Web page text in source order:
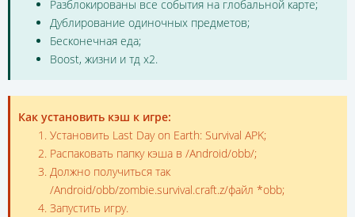
Разблокированы все события на глобальной карте;
Дублирование одиночных предметов;
Бесконечная еда;
Boost, жизни и тд х2.
Как установить кэш к игре:
Установить Last Day on Earth: Survival APK;
Распаковать папку кэша в /Android/obb/;
Должно получиться так
/Android/obb/zombie.survival.craft.z/файл *obb;
Запустить игру.